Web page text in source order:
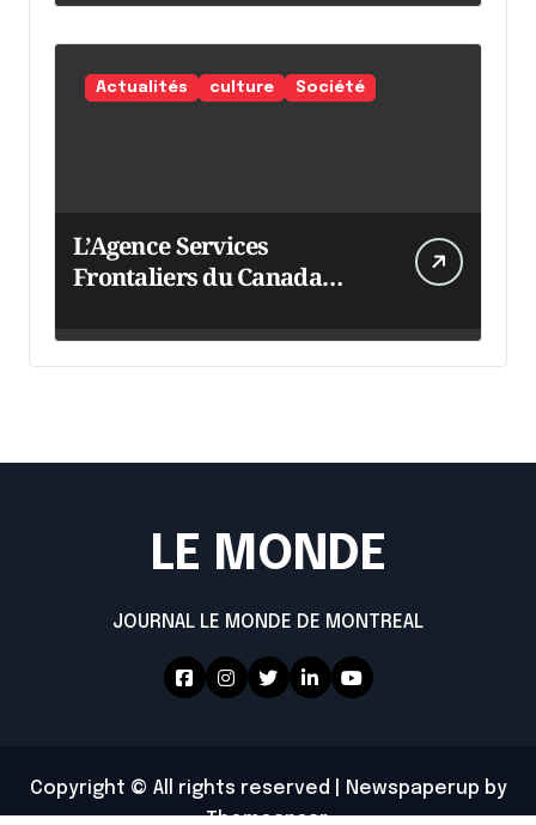
Actualités culture Société
L’Agence Services
Frontaliers du Canada
LE MONDE
JOURNAL LE MONDE DE MONTREAL
Copyright © All rights reserved Newspaperup by
Themeansar.